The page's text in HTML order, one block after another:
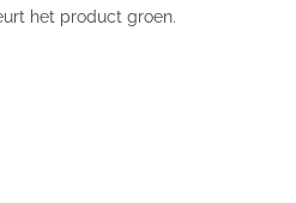
het product groen.